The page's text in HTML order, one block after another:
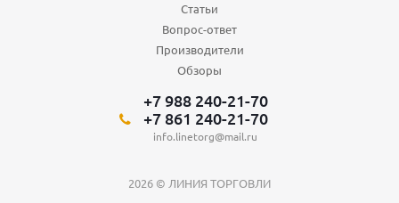
Статьи
Вопрос-ответ
Производители
Обзоры
+7 988 240-21-70
+7 861 240-21-70
info.linetorg@mail.ru
2026 © ЛИНИЯ ТОРГОВЛИ